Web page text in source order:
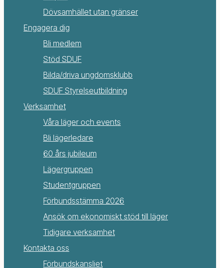
Dövsamhället utan gränser
Engagera dig
Bli medlem
Stöd SDUF
Bilda/driva ungdomsklubb
SDUF Styrelseutbildning
Verksamhet
Våra läger och events
Bli lägerledare
60 års jubileum
Lägergruppen
Studentgruppen
Förbundsstämma 2026
Ansök om ekonomiskt stöd till läger
Tidigare verksamhet
Kontakta oss
Förbundskansliet